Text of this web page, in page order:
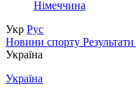
Німеччина
Укр Рус
Новини спорту Результати
Україна
Україна